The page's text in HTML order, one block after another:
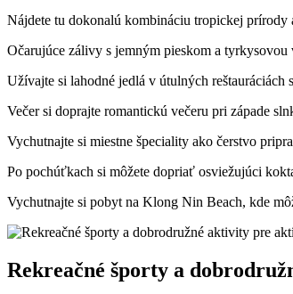
Nájdete tu dokonalú kombináciu tropickej
Očarujúce zálivy s jemným pieskom a tyrkysovou
Užívajte si lahodné jedlá v útulných reštauráciách
Večer si doprajte romantickú večeru pri západe
Vychutnajte si miestne špeciality ako čerstvo
Po pochúťkach si môžete dopriať osviežujúci
Vychutnajte si pobyt na Klong Nin Beach, kde
Rekreačné športy a